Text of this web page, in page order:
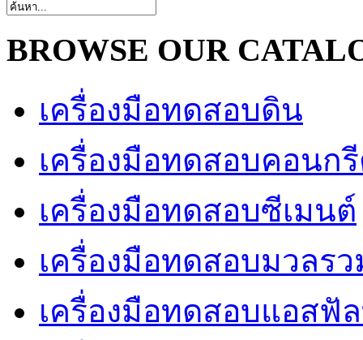
BROWSE OUR
เครื่องมือทดสอบดิน
เครื่องมือทดสอบคอนก
เครื่องมือทดสอบซีเมนต์
เครื่องมือทดสอบมวลร
เครื่องมือทดสอบแอสฟั